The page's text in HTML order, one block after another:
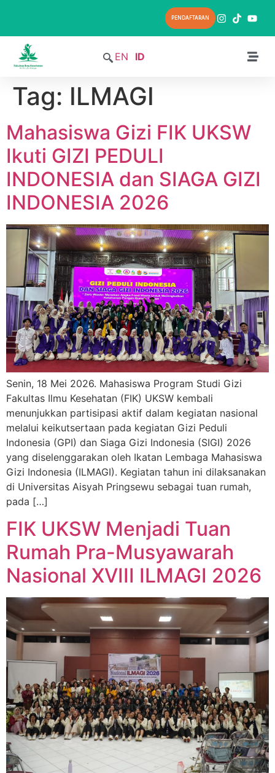
PENDAFTARAN
EN ID
Tag: ILMAGI
Mahasiswa Gizi FIK UKSW
Ikuti GIZI PEDULI
INDONESIA dan SIAGA GIZI
INDONESIA 2026
Senin, 18 Mei 2026. Mahasiswa Program Studi Gizi
Fakultas Ilmu Kesehatan (FIK) UKSW kembali
menunjukkan partisipasi aktif dalam kegiatan nasional
melalui keikutsertaan pada kegiatan Gizi Peduli
Indonesia (GPI) dan Siaga Gizi Indonesia (SIGI) 2026
yang diselenggarakan oleh Ikatan Lembaga Mahasiswa
Gizi Indonesia (ILMAGI). Kegiatan tahun ini dilaksanakan
di Universitas Aisyah Pringsewu sebagai tuan rumah,
pada […]
FIK UKSW Menjadi Tuan
Rumah Pra-Musyawarah
Nasional XVIII ILMAGI 2026